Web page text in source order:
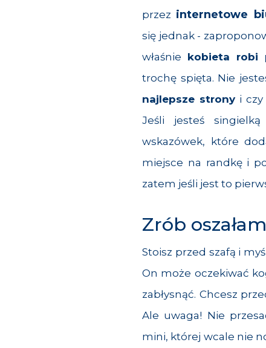
przez internetowe
się jednak -
właśnie kobieta robi
trochę spięta. Nie
najlepsze stronyi czy
Jeśli jesteś
wskazówek, które
miejsce na randkę i
zatem jeśli jest to
Zrób
Stoisz przed szafą i
On może oczekiwać
zabłysnąć. Chcesz
Ale uwaga! Nie
mini, której wcale nie